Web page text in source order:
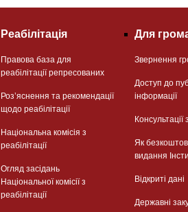
Реабілітація
Правова база для
реабілітації репресованих
Розʼяснення та рекомендації
щодо реабілітації
Національна комісія з
реабілітації
Огляд засідань
Національної комісії з
реабілітації
Для
Звернення
Доступ до
інформації
Консультації
Як
видання
Відкриті дані
Державні